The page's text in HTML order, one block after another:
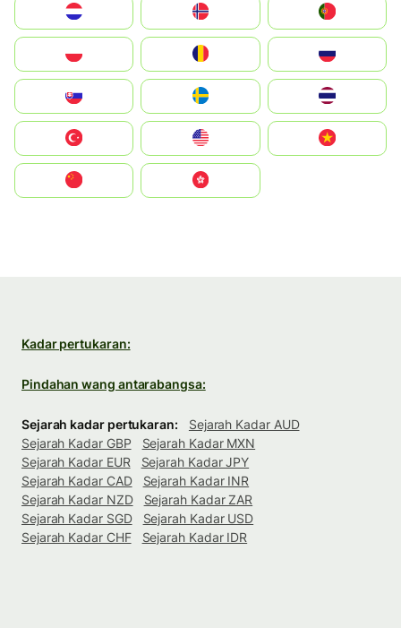
United States
中國香港特別行政區
Kadar pertukaran:
Pindahan wang antarabangsa:
Sejarah kadar pertukaran:
Sejarah Kadar AUD
Sejarah Kadar GBP
Sejarah Kadar MXN
Sejarah Kadar EUR
Sejarah Kadar JPY
Sejarah Kadar CAD
Sejarah Kadar INR
Sejarah Kadar NZD
Sejarah Kadar ZAR
Sejarah Kadar SGD
Sejarah Kadar USD
Sejarah Kadar CHF
Sejarah Kadar IDR